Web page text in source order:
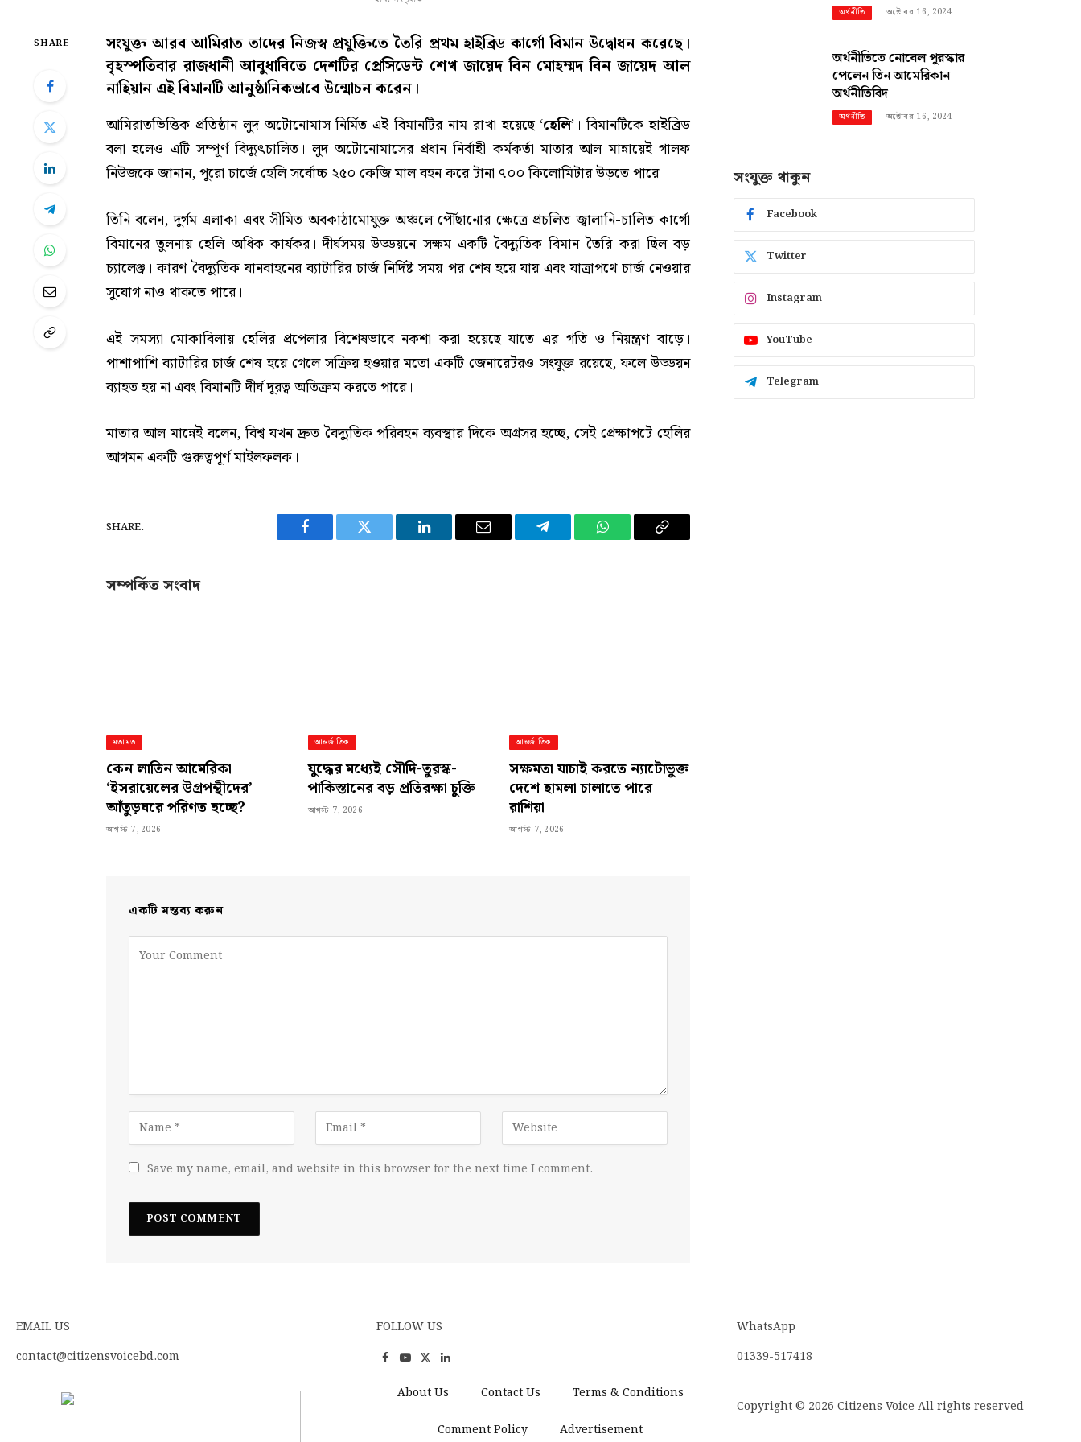
SHARE
সংযুক্ত আরব আমিরাত তাদের নিজস্ব প্রযুক্তিতে তৈরি প্রথম হাইব্রিড কার্গো বিমান উদ্বোধন করেছে।
বৃহস্পতিবার রাজধানী আবুধাবিতে দেশটির প্রেসিডেন্ট শেখ জায়েদ বিন মোহম্মদ বিন জায়েদ আল
নাহিয়ান এই বিমানটি আনুষ্ঠানিকভাবে উন্মোচন করেন।
আমিরাতভিত্তিক প্রতিষ্ঠান লুদ অটোনোমাস নির্মিত এই বিমানটির নাম রাখা হয়েছে ‘হেলি’। বিমানটিকে হাইব্রিড
বলা হলেও এটি সম্পূর্ণ বিদ্যুৎচালিত। লুদ অটোনোমাসের প্রধান নির্বাহী কর্মকর্তা মাতার আল মান্নায়েই গালফ
নিউজকে জানান, পুরো চার্জে হেলি সর্বোচ্চ ২৫০ কেজি মাল বহন করে টানা ৭০০ কিলোমিটার উড়তে পারে।
তিনি বলেন, দুর্গম এলাকা এবং সীমিত অবকাঠামোযুক্ত অঞ্চলে পৌঁছানোর ক্ষেত্রে প্রচলিত জ্বালানি-চালিত কার্গো
বিমানের তুলনায় হেলি অধিক কার্যকর। দীর্ঘসময় উড্ডয়নে সক্ষম একটি বৈদ্যুতিক বিমান তৈরি করা ছিল বড়
চ্যালেঞ্জ। কারণ বৈদ্যুতিক যানবাহনের ব্যাটারির চার্জ নির্দিষ্ট সময় পর শেষ হয়ে যায় এবং যাত্রাপথে চার্জ নেওয়ার
সুযোগ নাও থাকতে পারে।
এই সমস্যা মোকাবিলায় হেলির প্রপেলার বিশেষভাবে নকশা করা হয়েছে যাতে এর গতি ও নিয়ন্ত্রণ বাড়ে।
পাশাপাশি ব্যাটারির চার্জ শেষ হয়ে গেলে সক্রিয় হওয়ার মতো একটি জেনারেটরও সংযুক্ত রয়েছে, ফলে উড্ডয়ন
ব্যাহত হয় না এবং বিমানটি দীর্ঘ দূরত্ব অতিক্রম করতে পারে।
মাতার আল মান্নেই বলেন, বিশ্ব যখন দ্রুত বৈদ্যুতিক পরিবহন ব্যবস্থার দিকে অগ্রসর হচ্ছে, সেই প্রেক্ষাপটে হেলির
আগমন একটি গুরুত্বপূর্ণ মাইলফলক।
SHARE.
Facebook Twitter LinkedIn Email Telegram WhatsAppCopy
সম্পর্কিত সংবাদ
মতামত
কেন লাতিন আমেরিকা
‘ইসরায়েলের উগ্রপন্থীদের’
আঁতুড়ঘরে পরিণত হচ্ছে?
আগস্ট 7, 2026
আন্তর্জাতিক
যুদ্ধের মধ্যেই সৌদি-তুরস্ক-
পাকিস্তানের বড় প্রতিরক্ষা চুক্তি
আগস্ট 7, 2026
আন্তর্জাতিক
সক্ষমতা যাচাই করতে ন্যাটোভুক্ত
দেশে হামলা চালাতে পারে
রাশিয়া
আগস্ট 7, 2026
একটি মন্তব্য করুন
Save my name, email, and website in this browser for the next time I comment.
অর্থনীতি অক্টোবর 16, 2024
অর্থনীতিতে নোবেল পুরস্কার
পেলেন তিন আমেরিকান
অর্থনীতিবিদ
অর্থনীতি অক্টোবর 16, 2024
সংযুক্ত থাকুন
Facebook
Twitter
Instagram
YouTube
Telegram
EMAIL US
contact@citizensvoicebd.com
FOLLOW US
Facebook
YouTube
X
LinkedIn
About Us
Contact Us Terms & Conditions
Comment Policy Advertisement
WhatsApp
01339-517418
Copyright © 2026 Citizens Voice All rights reserved